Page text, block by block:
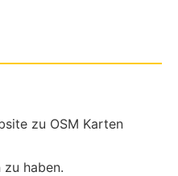
zu OSM Karten
haben.